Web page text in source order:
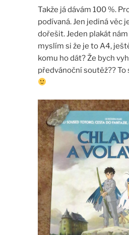
Takže já dávám 100 %.
podívaná. Jen jediná věc
dořešit. Jeden plakát
myslím si že je to A4,
komu ho dát? Že bych
předvánoční soutěž?? To